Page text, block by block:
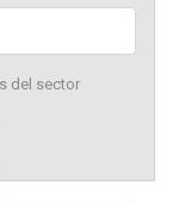
del sector